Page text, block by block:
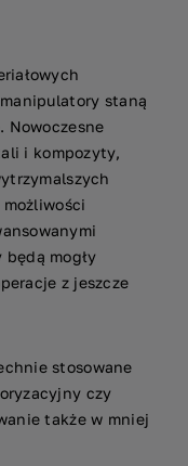
staną
Nowoczesne
i kompozyty,
mogły
z jeszcze
stosowane
czy
także w mniej